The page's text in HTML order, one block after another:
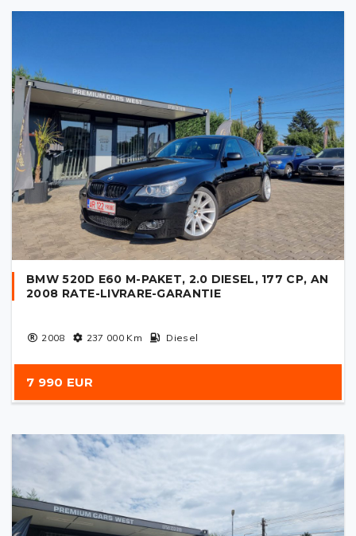
BMW 520D E60 M-PAKET, 2.0 DIESEL, 177 CP, AN
2008 RATE-LIVRARE-GARANTIE
2008 237 000Km Diesel
7 990 EUR